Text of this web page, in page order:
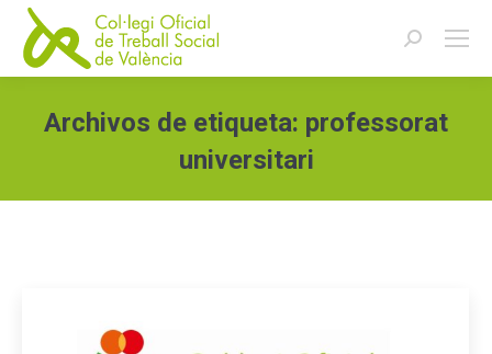
Buscar:
Archivos de etiqueta: professorat
universitari